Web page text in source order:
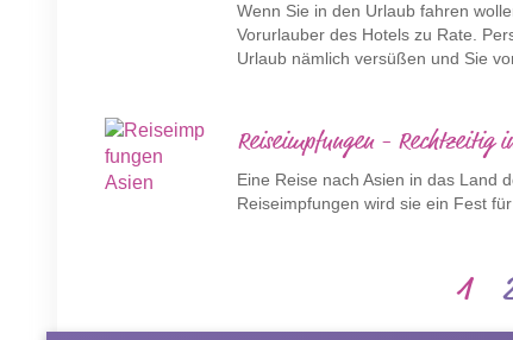
Wenn Sie in den Urlaub fahren
Vorurlauber des Hotels zu Rate.
Urlaub nämlich versüßen und Sie vor
Reiseimpfungen - Rechtzeitig
Eine Reise nach Asien in das Land
Reiseimpfungen wird sie ein Fest
1